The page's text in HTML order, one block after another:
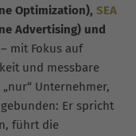
Optimization), SEA
Advertising) und
– mit Fokus auf
und messbare
Unternehmer,
Er spricht
führt die